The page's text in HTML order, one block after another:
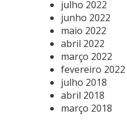
julho 2022
junho 2022
maio 2022
abril 2022
março 2022
fevereiro 2022
julho 2018
abril 2018
março 2018